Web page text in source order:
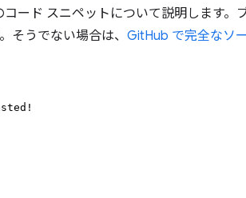
コード スニペットについて説明します。
そうでない場合は、 GitHub で完全なソ